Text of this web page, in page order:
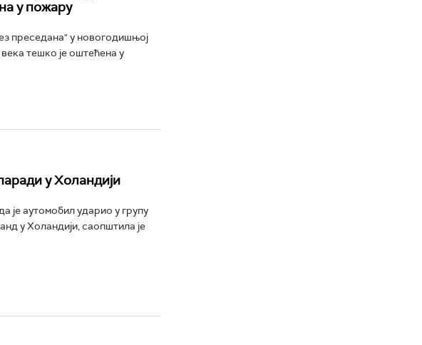
у пожару
преседана" у новогодишњој
тешко је оштећена у
у Холандији
је аутомобил ударио у групу
у Холандији, саопштила је